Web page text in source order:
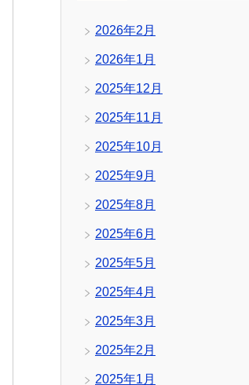
2026年2月
2026年1月
2025年12月
2025年11月
2025年10月
2025年9月
2025年8月
2025年6月
2025年5月
2025年4月
2025年3月
2025年2月
2025年1月